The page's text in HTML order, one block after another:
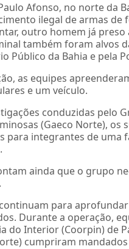
Afonso, no norte da
ilegal de armas
outro homem já
também foram alvos
Público da Bahia e pela
as equipes
e um veículo.
conduzidas pelo
(Gaeco Norte),
para integrantes de uma
ainda que o grupo
para
Durante a operação,
do Interior (Coorpin) de
cumpriram